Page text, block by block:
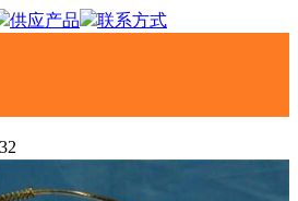
供应产品 联系方式